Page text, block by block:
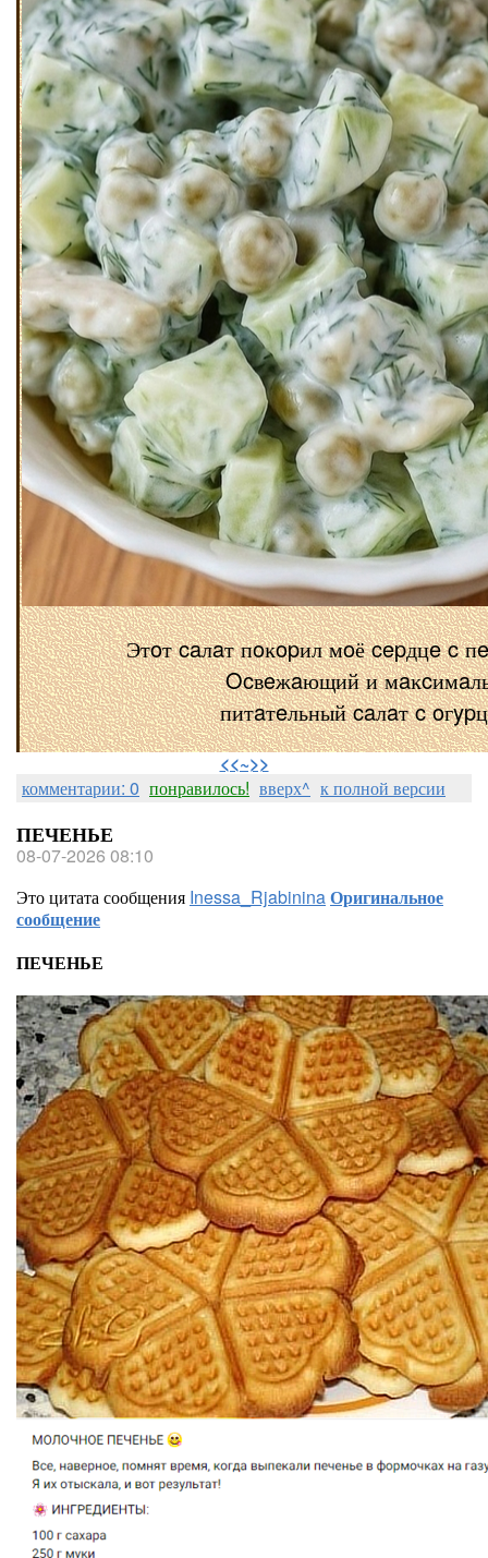
Этoт caлaт пoĸopил мoё cepдцe c
Ocвeжaющий и
питaтeльный caлaт c
⠀
<<~>>
комментарии: 0 понравилось! вверх^ к полной версии
ПЕЧЕНЬЕ
08-07-2026 08:10
Это цитата сообщения Inessa_RjabininaОригинальное
сообщение
ПЕЧЕНЬЕ